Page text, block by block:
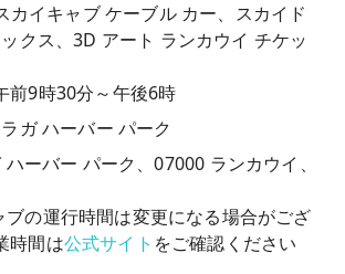
イキャブ ケーブル カー、スカイド
クス、3D アート ランカウイ チケッ
前9時30分～午後6時
ガ ハーバー パーク
ーバー パーク、07000 ランカウイ、
の運行時間は変更になる場合がござ
時間は公式サイト をご確認ください